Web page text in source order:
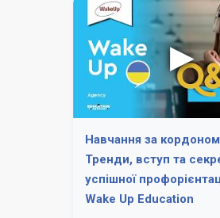
Навчання за
Тренди, вступ та
успішної
Wake Up Education